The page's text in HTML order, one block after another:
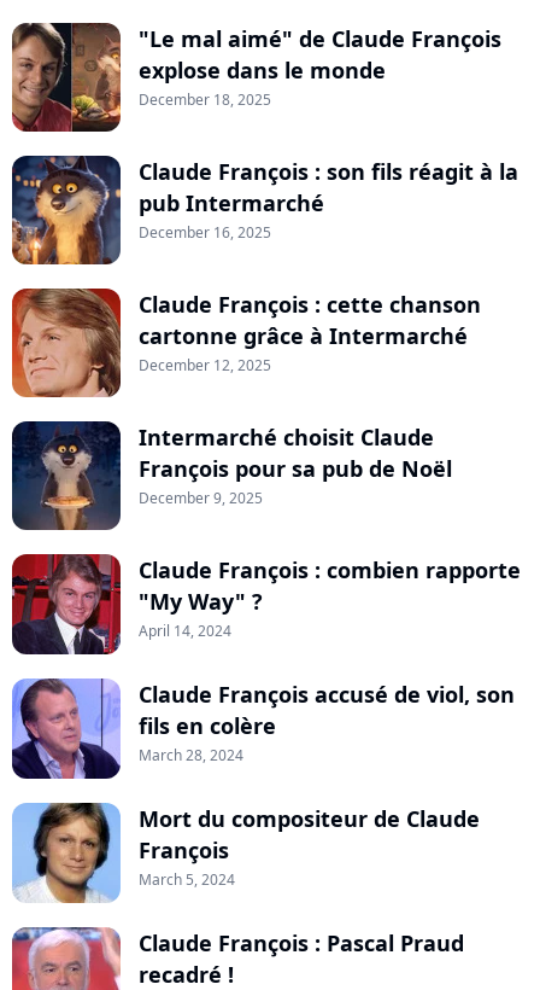
"Le mal aimé" de Claude François
explose dans le monde
December 18, 2025
Claude François : son fils réagit à la
pub Intermarché
December 16, 2025
Claude François : cette chanson
cartonne grâce à Intermarché
December 12, 2025
Intermarché choisit Claude
François pour sa pub de Noël
December 9, 2025
Claude François : combien rapporte
"My Way" ?
April 14, 2024
Claude François accusé de viol, son
fils en colère
March 28, 2024
Mort du compositeur de Claude
François
March 5, 2024
Claude François : Pascal Praud
recadré !